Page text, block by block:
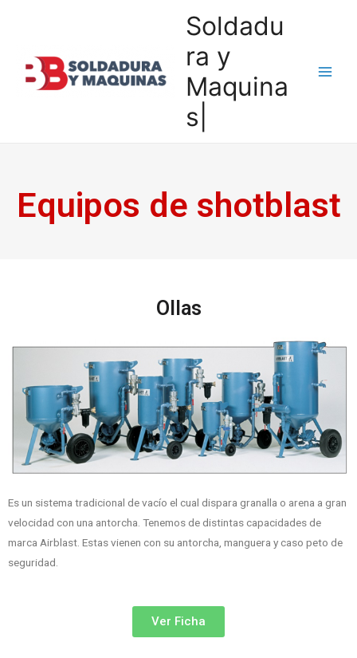
Soldadu
ra y
Maquina
s|
Equipos de shotblast
Ollas
Es un sistema tradicional de vacío el cual dispara granalla o arena a gran
velocidad con una antorcha. Tenemos de distintas capacidades de
marca Airblast. Estas vienen con su antorcha, manguera y caso peto de
seguridad.
Ver Ficha